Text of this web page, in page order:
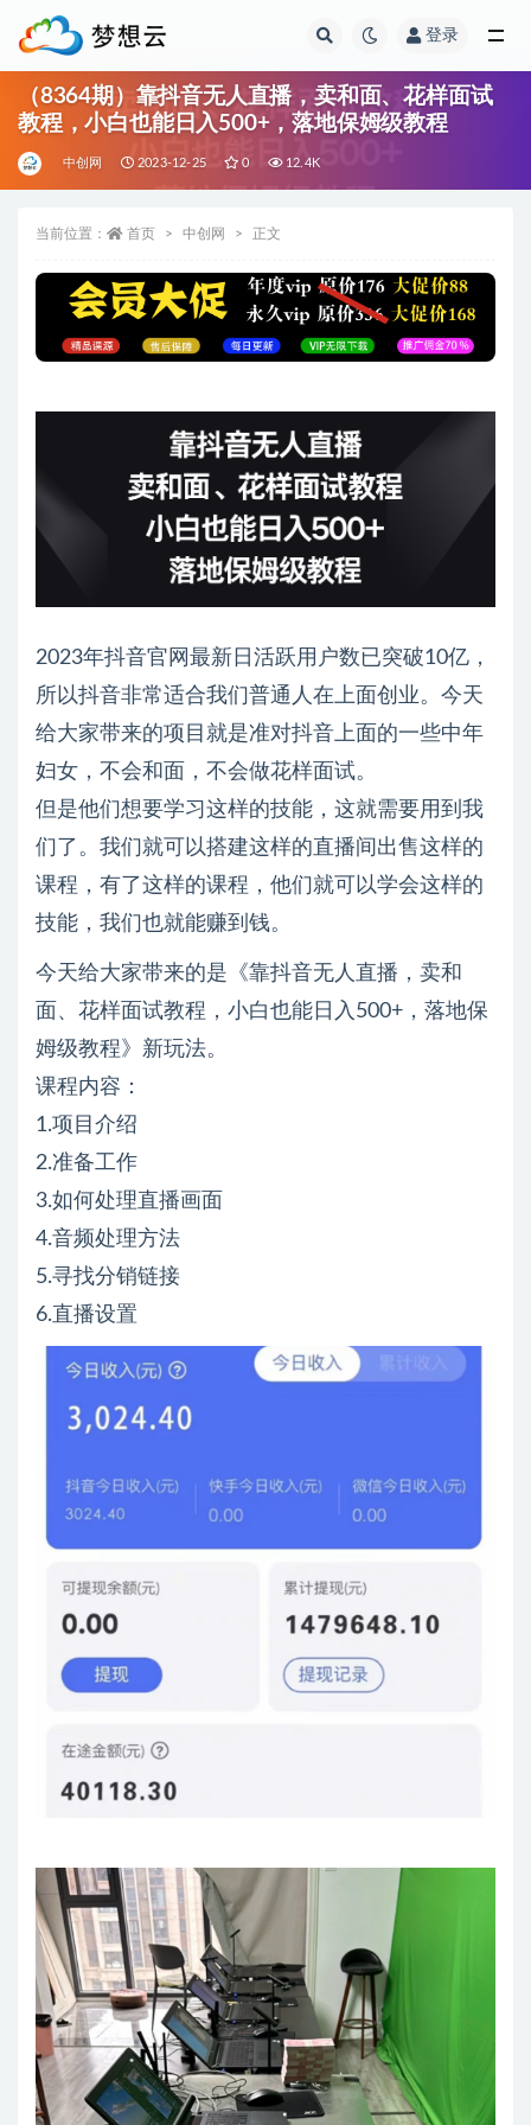
登录
（8364期）靠抖音无人直播，卖和面、花样面试
教程，小白也能日入500+，落地保姆级教程
中创网 2023-12-25 0 12.4K
当前位置： 首页 中创网 正文
2023年抖音官网最新日活跃用户数已突破10亿，
所以抖音非常适合我们普通人在上面创业。今天
给大家带来的项目就是准对抖音上面的一些中年
妇女，不会和面，不会做花样面试。
但是他们想要学习这样的技能，这就需要用到我
们了。我们就可以搭建这样的直播间出售这样的
课程，有了这样的课程，他们就可以学会这样的
技能，我们也就能赚到钱。
今天给大家带来的是《靠抖音无人直播，卖和
面、花样面试教程，小白也能日入500+，落地保
姆级教程》新玩法。
课程内容：
1.项目介绍
2.准备工作
3.如何处理直播画面
4.音频处理方法
5.寻找分销链接
6.直播设置